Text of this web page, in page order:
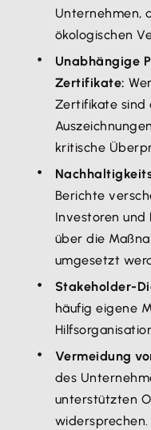
Unternehmen,
ökologischen
Unabhängige
Zertifikate:
Zertifikate sind
kritische
Berichte
Investoren und
über die
umgesetzt
Stakeholder-
häufig eigene
Vermeidung
des
unterstützten
widersprechen.